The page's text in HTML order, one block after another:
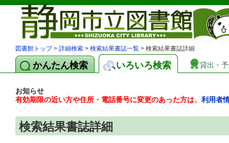
図書館トップ> 詳細検索 > 検索結果書誌一覧 > 検索結果書誌詳細
かんたん検索 いろいろ検索 貸出・
お知らせ
有効期限の近い方や住所・電話番号に変更のあった方は、 利用者
検索結果書誌詳細